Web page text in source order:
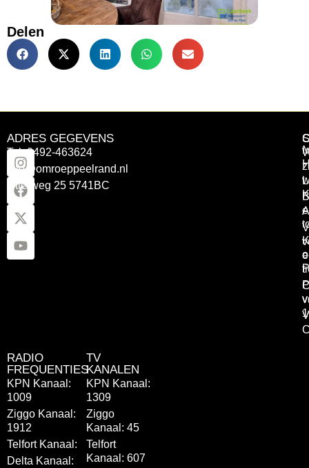
Delen
ADRES GEGEVENS
Tel: 0492-463624
info@omroeppeelrand.nl
Otterweg 25 5741BC
RADIO
FREQUENTIES
KPN Kanaal:
1009
Ziggo Kanaal:
1912
Telfort Kanaal:
Delta Kanaal:
TV
KANALEN
KPN Kanaal:
1309
Ziggo
Kanaal: 45
Telfort
Kanaal: 607